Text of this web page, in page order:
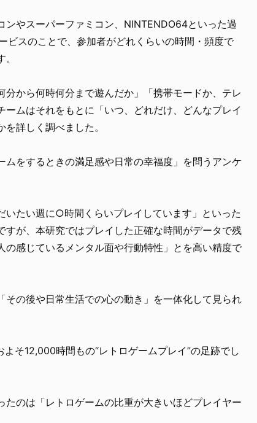
ンやスーパーファミコン、NINTENDO64といった過
ビスのことで、参加者がどれくらいの時間・頻度で
から何時何分まで遊んだか」「携帯モードか、テレ
ムはそれをもとに「いつ、どれだけ、どんなプレイ
詳しく調べました。
をするときの満足感や日常の幸福度」を問うアンケ
いたい週に○時間くらいプレイしています」といった
が、本研究ではプレイした正確な時間がデータで残
の感じているメンタル面や行動特性」とを高い精度で
の後や日常生活での心の動き」を一体化して見られ
そ12,000時間もの“レトロゲームプレイ”の足跡でし
のは「レトロゲームの比重が大きいほどプレイヤー